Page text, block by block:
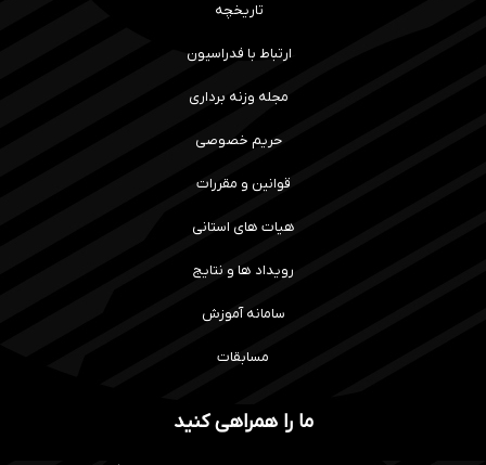
تاریخچه
ارتباط با فدراسیون
مجله وزنه برداری
حریم خصوصی
قوانین و مقررات
هیات های استانی
رویداد ها و نتایج
سامانه آموزش
مسابقات
ما را همراهی کنید